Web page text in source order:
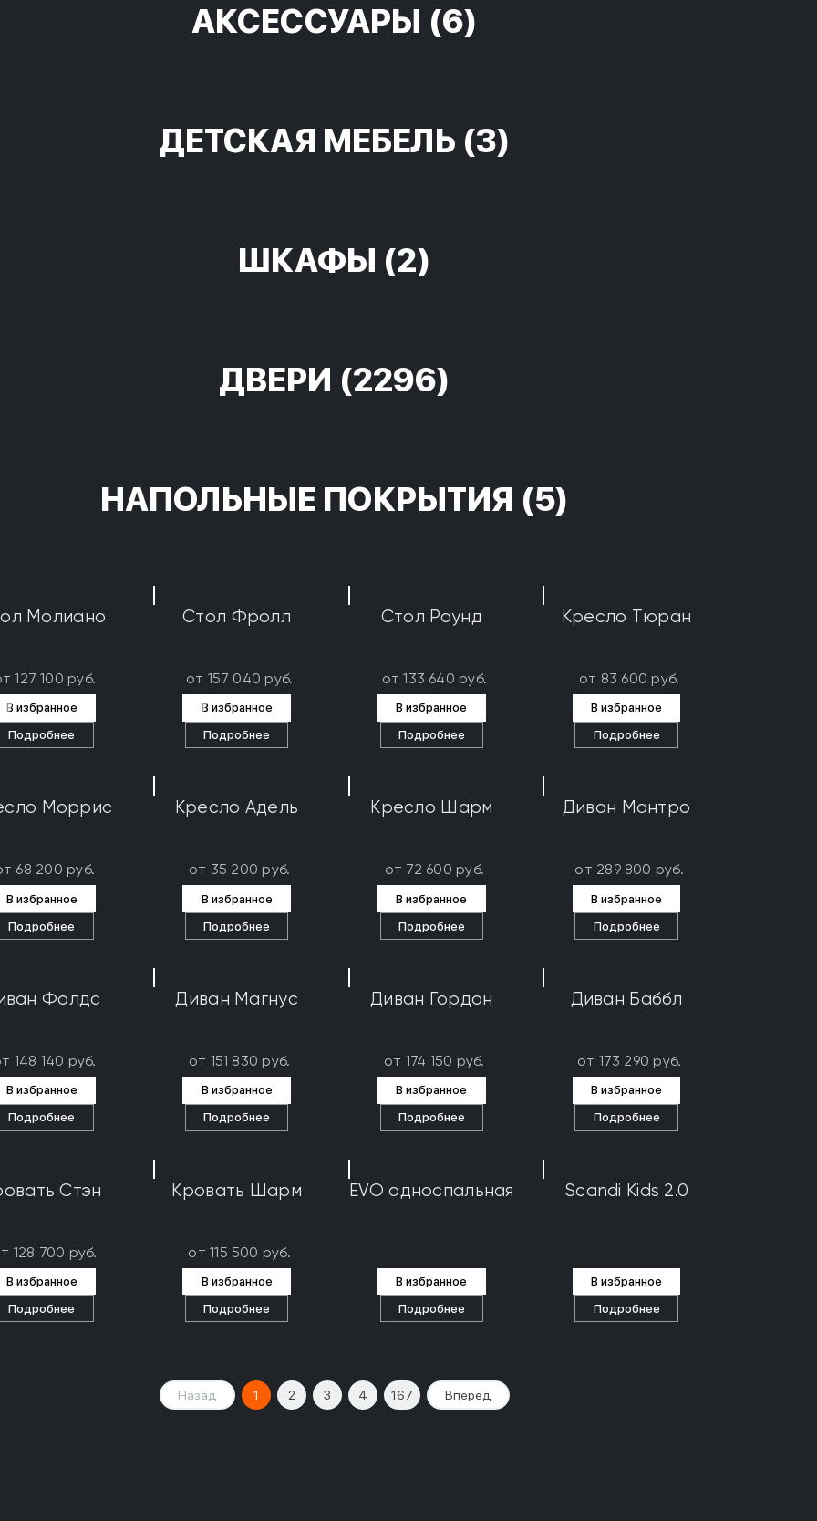
АКСЕССУАРЫ (6)
ДЕТСКАЯ МЕБЕЛЬ (3)
ШКАФЫ (2)
ДВЕРИ (2296)
НАПОЛЬНЫЕ ПОКРЫТИЯ (5)
Молиано
127 100 руб.
В избранное
Подробнее
Стол Фролл
от 157 040 руб.
В избранное
Подробнее
Стол Раунд
от 133 640 руб.
В избранное
Подробнее
Кресло Тюран
от 83 600 руб.
В избранное
Подробнее
Моррис
68 200 руб.
В избранное
Подробнее
Кресло Адель
от 35 200 руб.
В избранное
Подробнее
Кресло Шарм
от 72 600 руб.
В избранное
Подробнее
Диван Мантро
от 289 800 руб.
В избранное
Подробнее
Фолдс
148 140 руб.
В избранное
Подробнее
Диван Магнус
от 151 830 руб.
В избранное
Подробнее
Диван Гордон
от 174 150 руб.
В избранное
Подробнее
Диван Баббл
от 173 290 руб.
В избранное
Подробнее
Стэн
128 700 руб.
В избранное
Подробнее
Кровать Шарм
от 115 500 руб.
В избранное
Подробнее
EVO односпальная
В избранное
Подробнее
Scandi Kids 2.0
В избранное
Подробнее
Назад 1 2 3 4 167 Вперед